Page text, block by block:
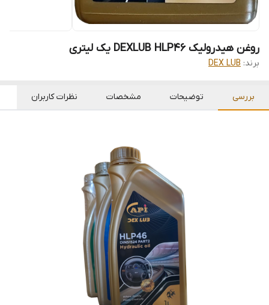
روغن هیدرولیک DEXLUB HLP46 یک لیتری
برند: DEX LUB
بررسی توضیحات مشخصات نظرات کاربران